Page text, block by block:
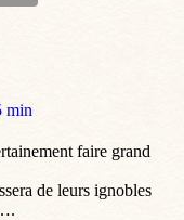
min
faire grand
de leurs ignobles